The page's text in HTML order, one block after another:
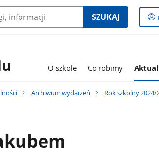
SZUKAJ
O szkole Co robimy
Archiwum wydarzeń
Rok szkolny 2024/